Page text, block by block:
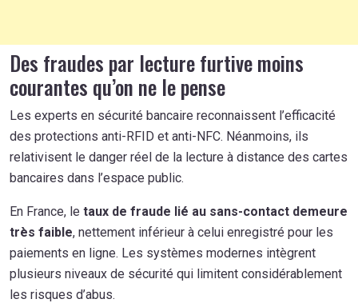
Des fraudes par lecture furtive moins
courantes qu’on ne le pense
Les experts en sécurité bancaire reconnaissent l’efficacité
des protections anti-RFID et anti-NFC. Néanmoins, ils
relativisent le danger réel de la lecture à distance des cartes
bancaires dans l’espace public.
En France, le taux de fraude lié au sans-contact demeure
très faible, nettement inférieur à celui enregistré pour les
paiements en ligne. Les systèmes modernes intègrent
plusieurs niveaux de sécurité qui limitent considérablement
les risques d’abus.